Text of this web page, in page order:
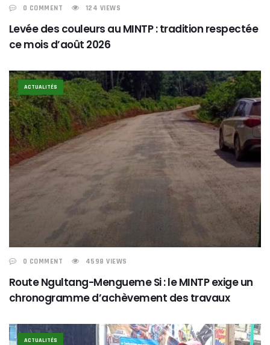
0 COMMENT 124 VIEWS
Levée des couleurs au MINTP : tradition respectée
ce mois d’août 2026
ACTUALITÉS
0 COMMENT 4598 VIEWS
Route Ngultang-Mengueme Si : le MINTP exige un
chronogramme d’achèvement des travaux
ACTUALITÉS